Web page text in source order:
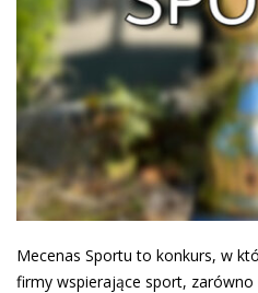
Mecenas Sportu to konkurs, w
firmy wspierające sport,